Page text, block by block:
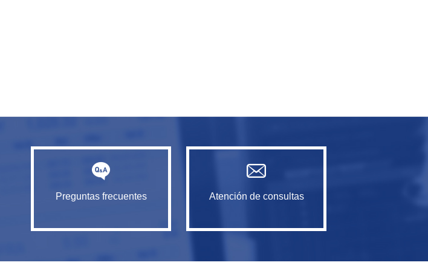
Preguntas frecuentes Atención de consultas